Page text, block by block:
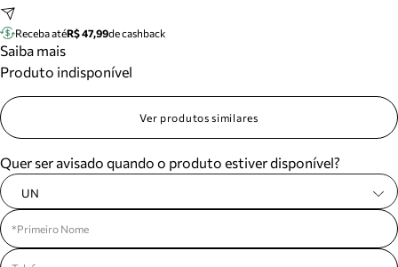
Tênis
Mule
Rasteira
Precisa de ajuda?
Tire dúvidas sobre pedidos, devoluções e mais.
Acompanhe seus pedidos e solicite devoluções.
Receba atéR$ 47,99de cashback
Saiba mais
Produto indisponível
Ver produtos similares
Quer ser avisado quando o produto estiver disponível?
UN